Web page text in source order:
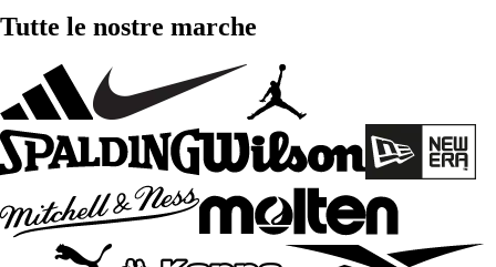
Tutte le nostre marche